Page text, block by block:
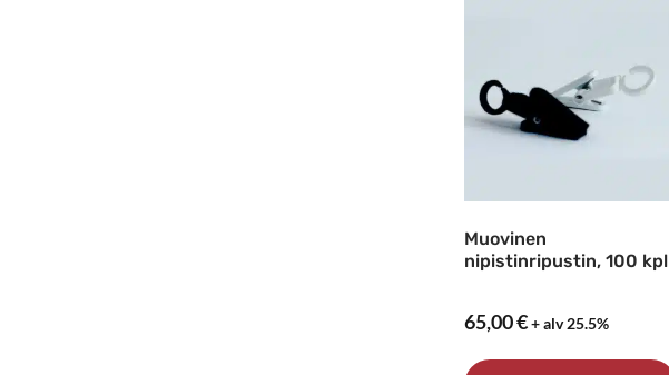
Muovinen
nipistinripustin, 100 kpl
65,00€+ alv 25.5%